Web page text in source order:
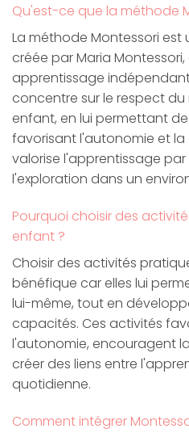
Qu'est-ce que la méthode
La méthode Montessori
créée par Maria
apprentissage
concentre sur le respect
enfant, en lui permettant
favorisant l'autonomie et
valorise l'apprentissage
l'exploration dans un
Pourquoi choisir des
enfant ?
Choisir des activités
bénéfique car elles lui
lui-même, tout en
capacités. Ces activités
l'autonomie, encouragent
créer des liens entre
quotidienne.
Comment intégrer